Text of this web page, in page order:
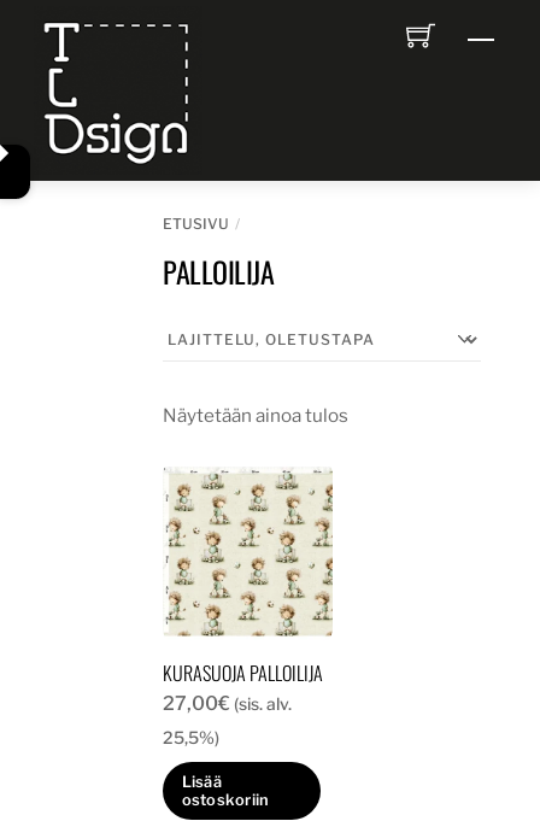
content
ETUSIVU
PALLOILIJA
Näytetään ainoa tulos
KURASUOJA PALLOILIJA
27,00€ (sis. alv.
25,5%)
Lisää
ostoskoriin